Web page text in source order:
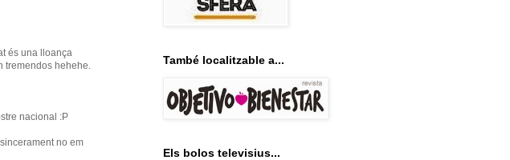
és una lloança
tremendos hehehe.
nacional :P
no em
També localitzable a...
Els bolos televisius...